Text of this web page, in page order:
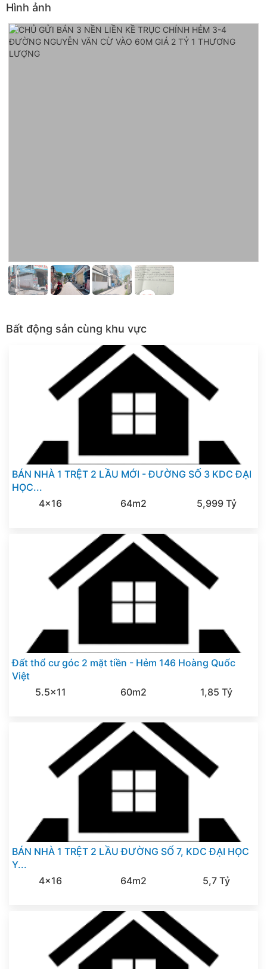
Hình ảnh
Bất động sản cùng khu vực
BÁN NHÀ 1 TRỆT 2 LẦU MỚI - ĐƯỜNG SỐ 3 KDC ĐẠI
HỌC...
4x16
64m2 5,999 Tỷ
Đất thổ cư góc 2 mặt tiền - Hẻm 146 Hoàng Quốc
Việt
5.5x11
60m2 1,85 Tỷ
BÁN NHÀ 1 TRỆT 2 LẦU ĐƯỜNG SỐ 7, KDC ĐẠI HỌC
Y...
4x16
64m2 5,7 Tỷ